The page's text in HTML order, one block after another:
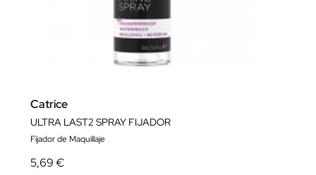
Catrice
ULTRA LAST2 SPRAY FIJADOR
Fijador de Maquillaje
5,69 €